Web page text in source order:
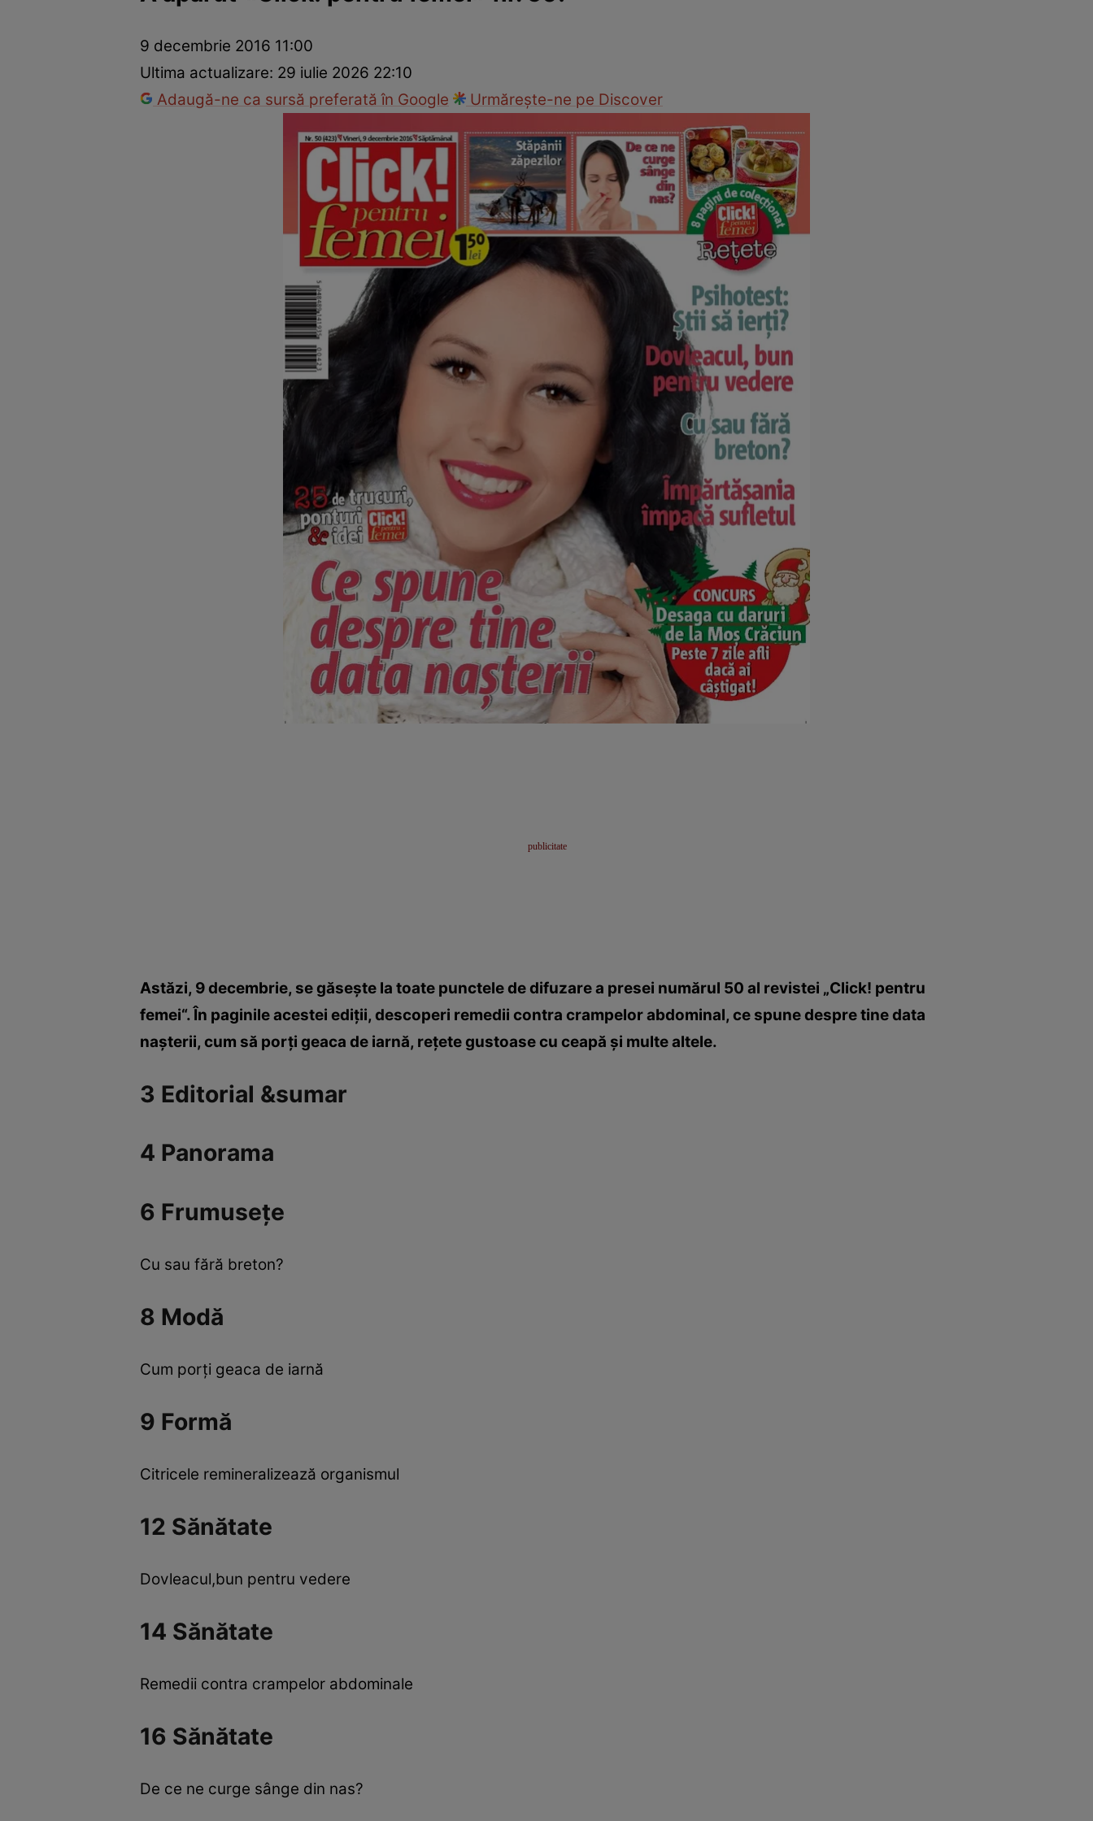
Dragoste și SexEvenimente
9 decembrie 2016 11:00
Ultima actualizare: 29 iulie 2026 22:10
Adaugă-ne ca sursă preferată în Google
Urmărește-ne pe Discover
Astăzi, 9 decembrie, se găseşte la toate punctele de difuzare a presei numărul 50 al revistei „Click! pentru
femei“. În paginile acestei ediţii, descoperi remedii contra crampelor abdominal, ce spune despre tine data
naşterii, cum să porţi geaca de iarnă, reţete gustoase cu ceapă şi multe altele.
3 Editorial &sumar
4 Panorama
6 Frumuseţe
Cu sau fără breton?
8 Modă
Cum porţi geaca de iarnă
9 Formă
Citricele remineralizează organismul
12 Sănătate
Dovleacul,bun pentru vedere
14 Sănătate
Remedii contra crampelor abdominale
16 Sănătate
De ce ne curge sânge din nas?